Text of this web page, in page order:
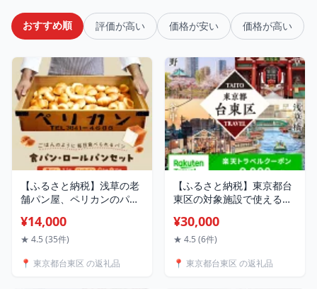
おすすめ順 評価が高い 価格が安い 価格が高い
【ふるさと納税】浅草の老
舗パン屋、ペリカンのパン
ド ロールパン 食パン 常温
お取り寄せ グルメ
¥14,000
★ 4.5 (35件)
📍 東京都台東区 の返礼品
【ふるさと納税】東京都台
東区の対象施設で使える楽
30,000円 浅草 上野 浅草橋
谷中 関東 東京 予約 旅行 宿
ト 宿泊券 旅行クーポン ビ
¥30,000
★ 4.5 (6件)
📍 東京都台東区 の返礼品